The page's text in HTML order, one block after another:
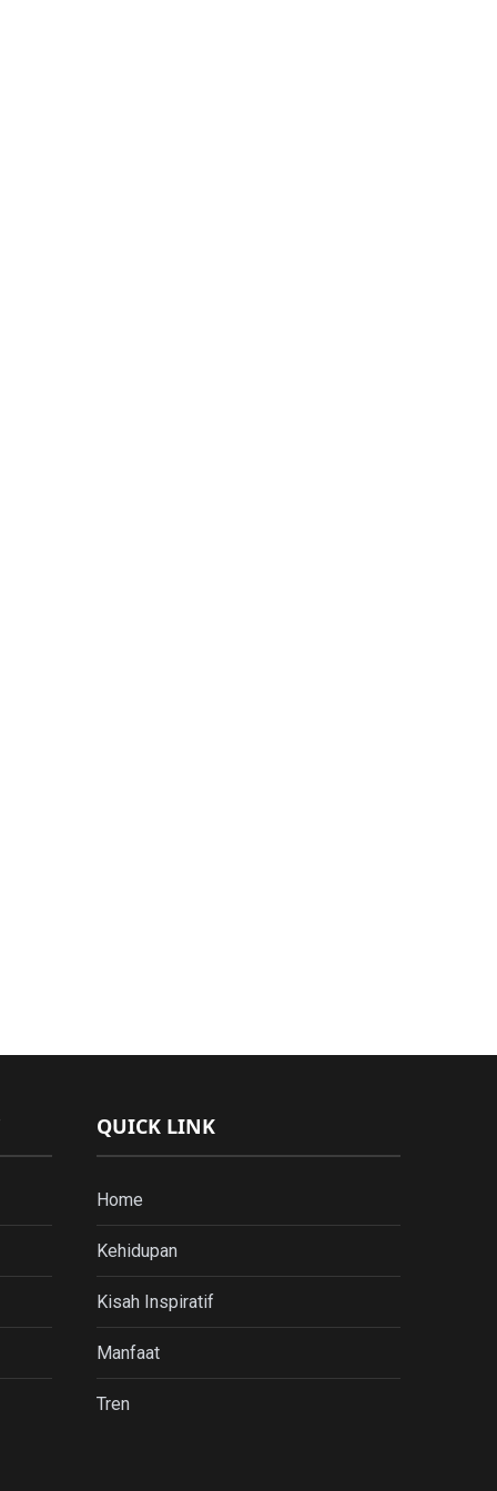
QUICK LINK
Home
Kehidupan
Kisah Inspiratif
Manfaat
Tren